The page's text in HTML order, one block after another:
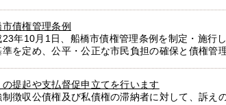
市債権管理条例
23年10月1日、船橋市債権管理条例を制定・施行
準を定め、公平・公正な市民負担の確保と債権管
の提起や支払督促申立てを行います
制徴収公債権及び私債権の滞納者に対して、訴え